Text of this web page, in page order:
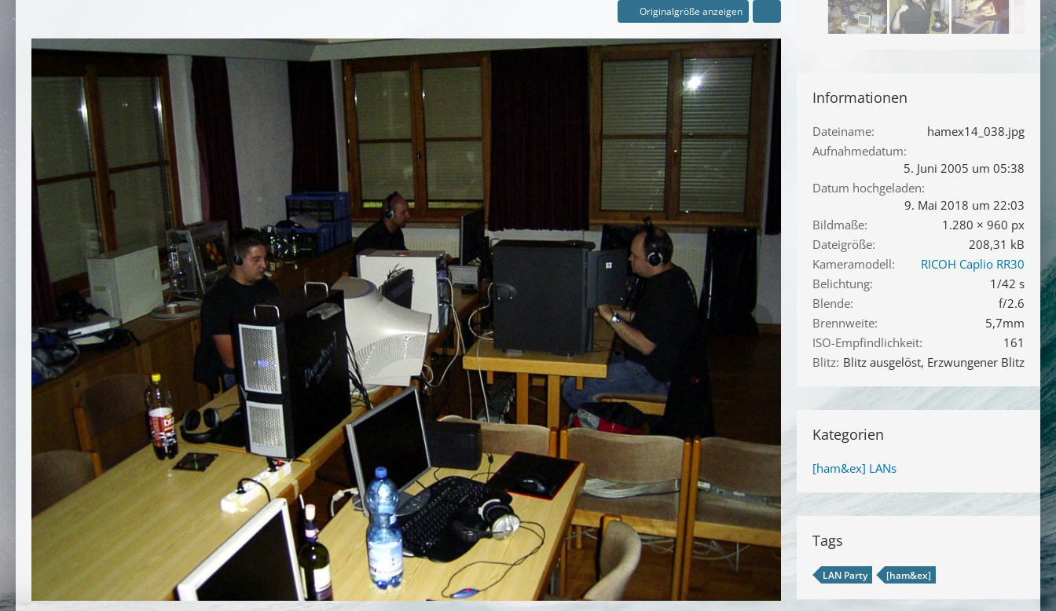
Originalgröße anzeigen
Informationen
Dateiname
hamex14_038.jpg
Aufnahmedatum
5. Juni 2005 um 05:38
Datum hochgeladen
9. Mai 2018 um 22:03
Bildmaße
1.280 × 960 px
Dateigröße
208,31 kB
Kameramodell
RICOH Caplio RR30
Belichtung
1/42 s
Blende
f/2.6
Brennweite
5,7mm
ISO-Empfindlichkeit
161
Blitz Blitz ausgelöst, Erzwungener Blitz
Kategorien
[ham&ex] LANs
Tags
LAN Party [ham&ex]